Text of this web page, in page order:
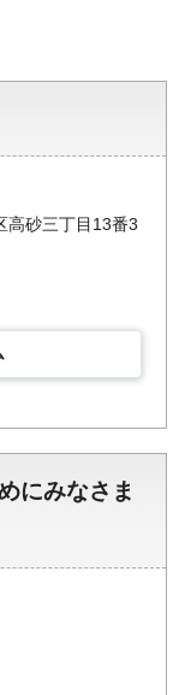
高砂三丁目13番3
にみなさま